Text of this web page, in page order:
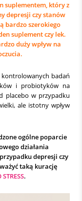
suplementem, który z
depresji czy stanów
bardzo szerokiego
suplement czy lek.
duży wpływ na
kontrolowanych badań
i probiotyków na
placebo w przypadku
ale istotny wpływ
ogólne poparcie
działania
depresji czy
taką kurację
STRESS.